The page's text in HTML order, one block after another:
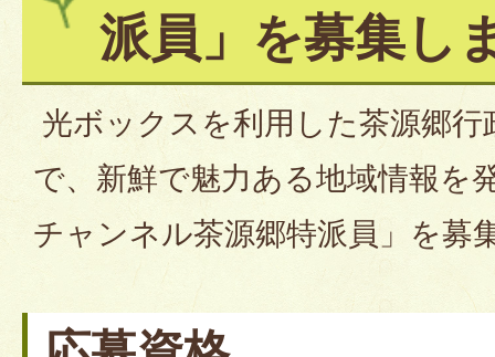
派員」を募集し
光ボックスを利用した茶源郷
で、新鮮で魅力ある地域情報を
チャンネル茶源郷特派員」を募